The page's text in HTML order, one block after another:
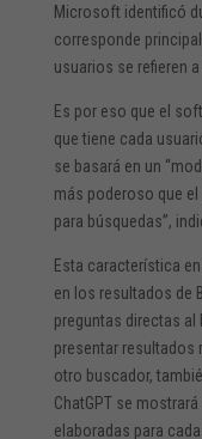
Microsoft identificó
corresponde
usuarios se refieren
Es por eso que el
que tiene cada
se basará en un
más poderoso que el
para búsquedas”,
Esta característica
en los resultados de
preguntas directas
presentar resultados
otro buscador,
ChatGPT se
elaboradas para